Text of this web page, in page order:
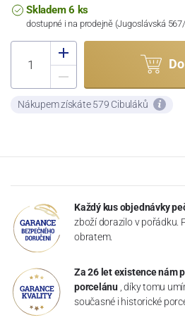
Skladem 6 ks
dostupné i na prodejně (Jugoslávská
Nákupem získáte 579 Cibuláků
Každý kus objednávky
zboží dorazilo v pořádku.
obratem.
Za 26 let existence nám
porcelánu , díky tomu
současné i historické